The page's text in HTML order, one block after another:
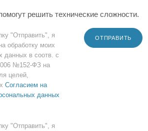
решить технические сложности.
"Отправить", я
обработку моих
данных в соотв. с
№152-ФЗ на
целей,
Согласием на
данных
"Отправить", я
ОТПРАВИТЬ